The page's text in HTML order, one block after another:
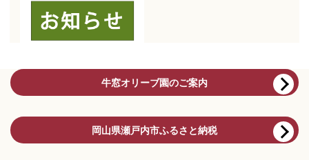
牛窓オリーブ園のご案内
岡山県瀬戸内市ふるさと納税